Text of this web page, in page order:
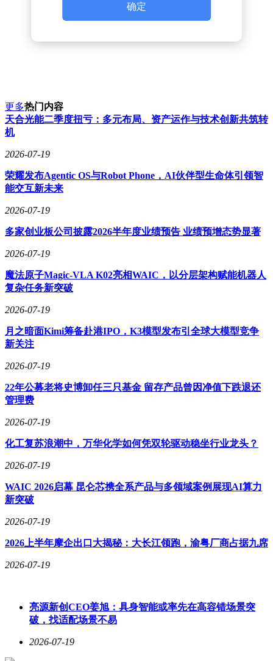
确定
更多热门内容
天合光能二季度扭亏：多元布局、资产运作与技术创新共筑转
机
2026-07-19
荣耀发布Agentic OS与Robot Phone，AI伙伴型生命体引领智
能交互新未来
2026-07-19
多家创业板公司披露2026半年度业绩预告 业绩预增态势显著
2026-07-19
魔法原子Magic-VLA K02亮相WAIC，以分层架构赋能机器人
复杂任务新突破
2026-07-19
月之暗面Kimi筹备赴港IPO，K3模型发布引全球大模型竞争
新关注
2026-07-19
22年公募老将史博卸任三只基金 留存产品曾因净值下跌退还
管理费
2026-07-19
化工复苏浪潮中，万华化学如何凭双轮驱动稳坐行业龙头？
2026-07-19
WAIC 2026启幕 昆仑芯携全系产品与多领域案例展现AI算力
新突破
2026-07-19
2026上半年摩企出口大揭秘：大长江领跑，渝粤厂商占据九席
2026-07-19
亮源新创CEO姜旭：具身智能或率先在高容错场景突
破，找适配场景不易
2026-07-19